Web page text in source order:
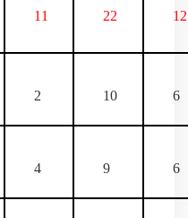
11 22 12
2 10 6
4 9 6